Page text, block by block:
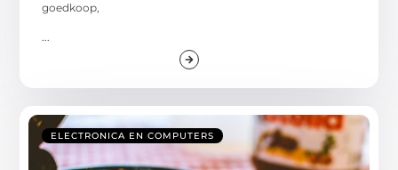
goedkoop,
ELECTRONICA EN COMPUTERS